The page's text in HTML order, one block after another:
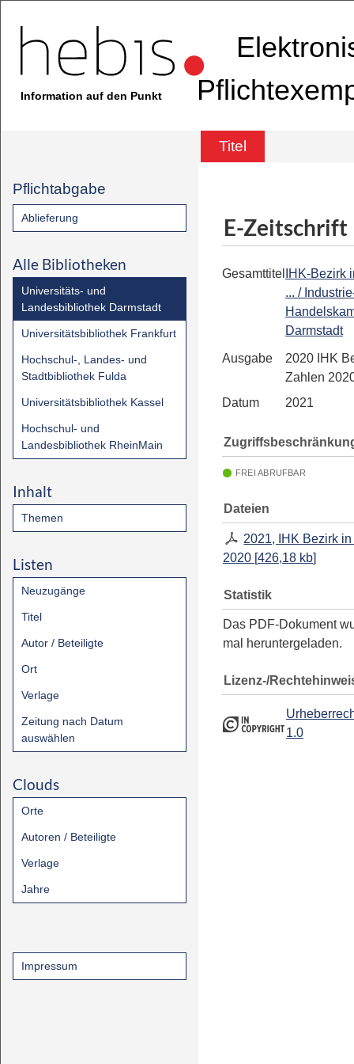
Information auf den Punkt
Titel
Pflichtabgabe
Ablieferung
Alle Bibliotheken
Universitäts- und
Landesbibliothek Darmstadt
Universitätsbibliothek Frankfurt
Hochschul-, Landes- und
Stadtbibliothek Fulda
Universitätsbibliothek Kassel
Hochschul- und
Landesbibliothek RheinMain
Inhalt
Themen
Listen
Neuzugänge
Titel
Autor / Beteiligte
Ort
Verlage
Zeitung nach Datum
auswählen
Clouds
Orte
Autoren / Beteiligte
Verlage
Jahre
Impressum
E-Zeitschrift
Gesamttitel IHK-Bezirk
... /
Darmstadt
Ausgabe
2020 IHK
Zahlen
Datum
2021
FREI ABRUFBAR
Dateien
2021, IHK Bezirk
2020 [426,18 kb]
Statistik
Das PDF-Dokument
mal heruntergeladen.
Lizenz-/
1.0